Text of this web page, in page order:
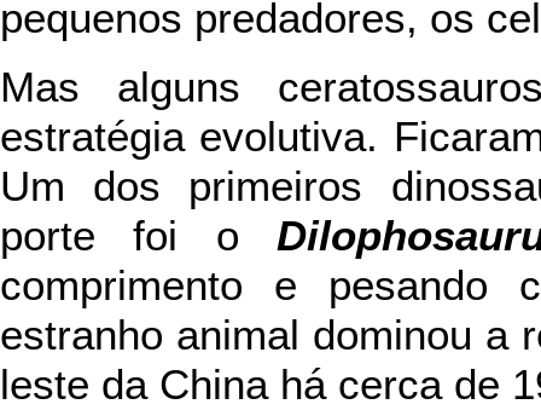
pequenos predadores, os
Mas alguns
estratégia evolutiva.
Um dos primeiros
porte foi o
comprimento e pesando
estranho animal dominou a
leste da China há cerca de